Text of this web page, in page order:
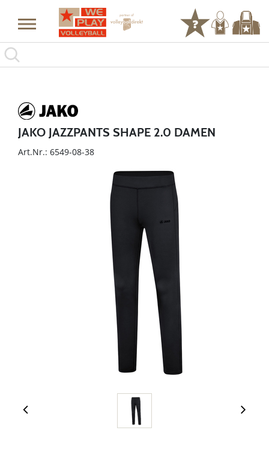
JAKO JAZZPANTS SHAPE 2.0 DAMEN
Art.Nr.: 6549-08-38